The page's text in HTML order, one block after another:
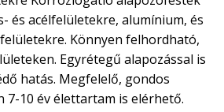
és acélfelületekre, alumínium, és
Könnyen felhordható,
Egyrétegű alapozással is
hatás. Megfelelő, gondos
7-10 év élettartam is elérhető.